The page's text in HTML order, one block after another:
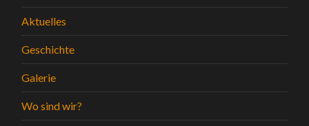
Aktuelles
Geschichte
Galerie
Wo sind wir?